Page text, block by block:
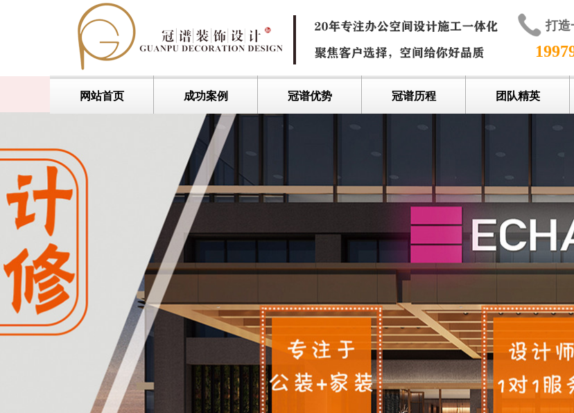
打造
网站首页 成功案例 冠谱优势 冠谱历程 团队精英